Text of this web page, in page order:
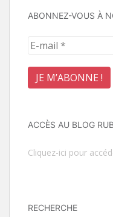
ABONNEZ-VOUS À
ACCÈS AU BLOG
Cliquez-ici pour
RECHERCHE